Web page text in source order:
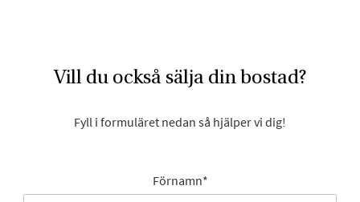
Vill du också sälja din bostad?
Fyll i formuläret nedan så hjälper vi dig!
Förnamn*